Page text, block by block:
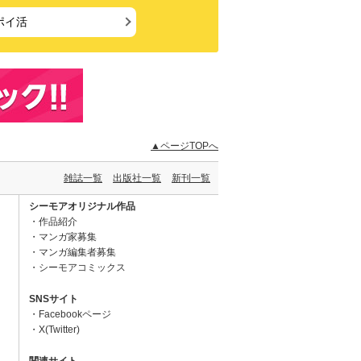
イ活
▲ページTOPへ
雑誌一覧 出版社一覧 新刊一覧
シーモアオリジナル作品
作品紹介
マンガ家募集
マンガ編集者募集
シーモアコミックス
SNSサイト
Facebookページ
X(Twitter)